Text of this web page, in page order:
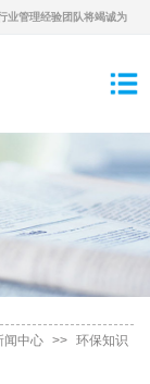
业管理经验团队将竭诚为
闻中心 >> 环保知识